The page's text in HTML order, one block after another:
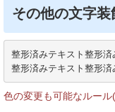
その他の文字装
整形済みテキスト整形
整形済みテキスト整形
色の変更も可能なルー